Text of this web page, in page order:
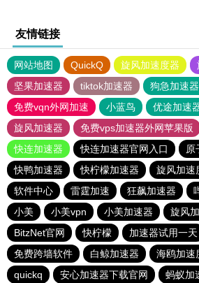
友情链接
网站地图 QuickQ 旋风加速度器
坚果加速器
tiktok加速器
狗急加速
免费vqn外网加速
小蓝鸟 优途加速
旋风加速器
免费vps加速器外网苹果版
快连加速器
快连加速器官网入口
原
快鸭加速器
快柠檬加速器 旋风加速
软件中心
雷霆加速 狂飙加速器
小美
小美vpn 小美加速器
旋风
BitzNet官网
快柠檬 加速器试用一天
免费跨墙软件
白鲸加速器 海鸥加速
quickq
安心加速器下载官网 蚂蚁加